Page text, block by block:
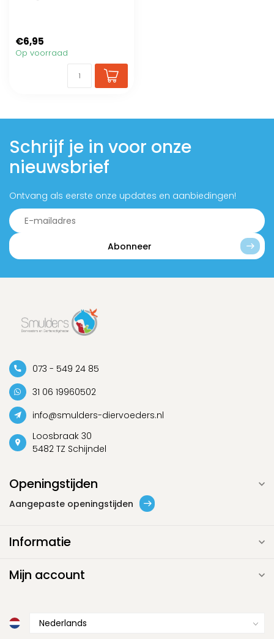
€6,95
Op voorraad
Schrijf je in voor onze
nieuwsbrief
Ontvang als eerste onze updates en aanbiedingen!
Abonneer
073 - 549 24 85
31 06 19960502
info@smulders-diervoeders.nl
Loosbraak 30
5482 TZ Schijndel
Openingstijden
Aangepaste openingstijden
Informatie
Mijn account